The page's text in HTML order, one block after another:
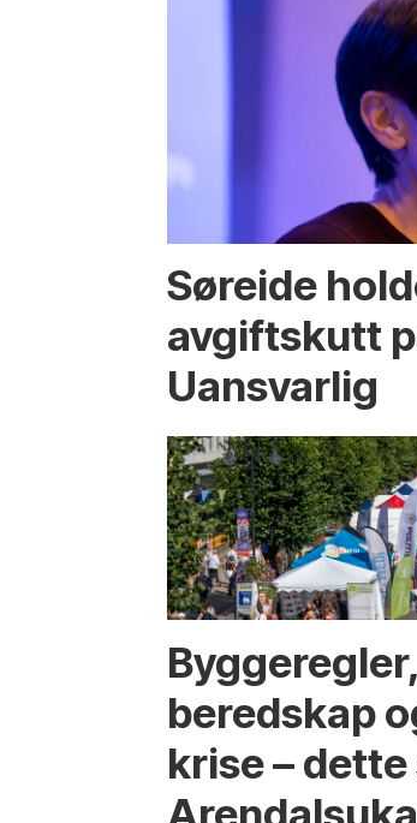
Søreide
avgiftskutt
Uansvarlig
Bygge­regler,
beredskap
krise –